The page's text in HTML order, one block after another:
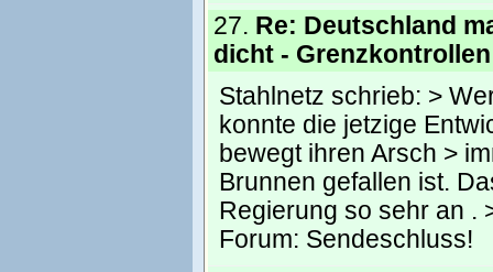
27. Re: Deutschland
dicht - Grenzkontrollen
Stahlnetz schrieb: >
konnte die jetzige
bewegt ihren Arsch >
Brunnen gefallen ist.
Regierung so sehr an .
Forum: Sendeschluss!